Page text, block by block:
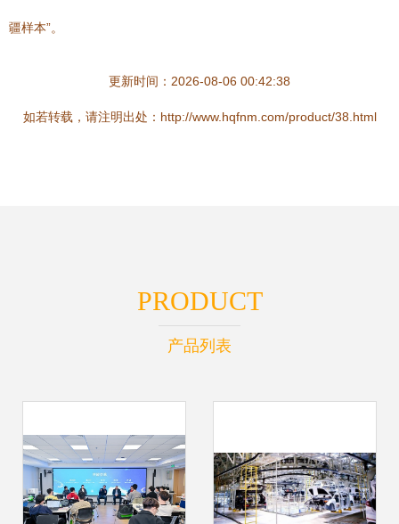
疆样本”。
更新时间：2026-08-06 00:42:38
如若转载，请注明出处：http://www.hqfnm.com/product/38.html
PRODUCT
产品列表